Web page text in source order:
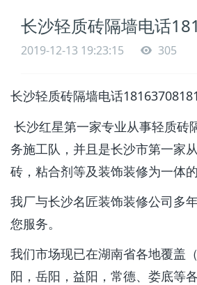
长沙轻质砖隔墙电话
2019-12-13 19:23:15 305
长沙轻质砖隔墙电话18163708181
长沙红星第一家专业从事轻质砖
务施工队，并且是长沙市第一家
砖，粘合剂等及装饰装修为一体
我厂与长沙名匠装饰装修公司多
您服务。
我们市场现已在湖南省各地覆盖
阳，岳阳，益阳，常德、娄底等各